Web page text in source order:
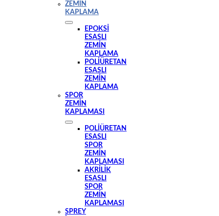
ZEMIN
KAPLAMA
EPOKSI
ESASLI
ZEMIN
KAPLAMA
POLIÜRETAN
ESASLI
ZEMIN
KAPLAMA
SPOR
ZEMIN
KAPLAMASI
POLIÜRETAN
ESASLI
SPOR
ZEMIN
KAPLAMASI
AKRILIK
ESASLI
SPOR
ZEMIN
KAPLAMASI
SPREY